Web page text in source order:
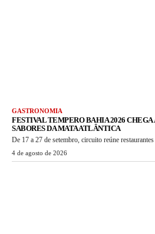
GASTRONOMIA
FESTIVAL TEMPERO BAHIA 2026 CHEGA
SABORES DA MATA ATLÂNTICA
De 17 a 27 de setembro, circuito reúne
4 de agosto de 2026